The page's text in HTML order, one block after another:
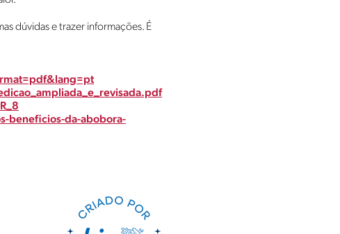
dúvidas e trazer informações. É
beneficios-da-abobora-